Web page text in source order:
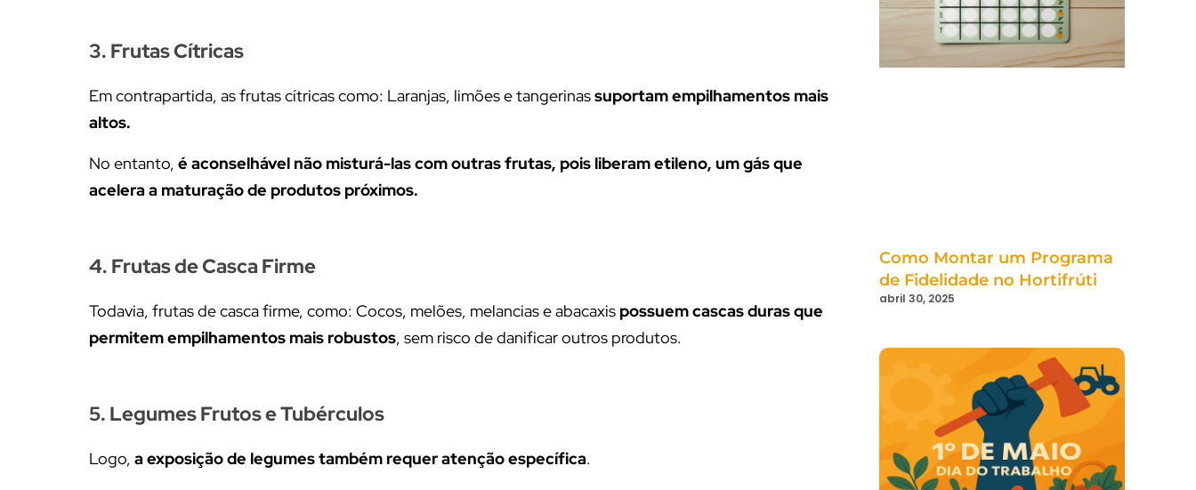
3. Frutas Cítricas
Em contrapartida, as frutas cítricas como: Laranjas, limões e tangerinassuportam empilhamentos mais
altos.
No entanto, é aconselhável não misturá-las com outras frutas, pois liberam etileno, um gás que
acelera a maturação de produtos próximos.
4. Frutas de Casca Firme
Todavia, frutas de casca firme, como: Cocos, melões, melancias e abacaxis possuem cascas duras que
permitem empilhamentos mais robustos, sem risco de danificar outros produtos.
5. Legumes Frutos e Tubérculos
Logo, a exposição de legumes também requer atenção específica.
Como Montar um Programa
de Fidelidade no Hortifrúti
abril 30, 2025